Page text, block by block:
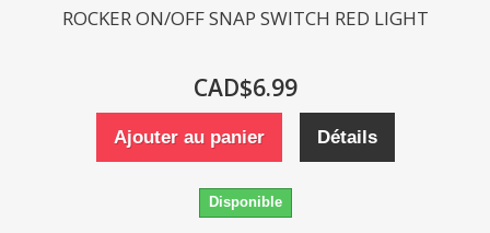
ROCKER ON/OFF SNAP SWITCH RED LIGHT
CAD$6.99
Ajouter au panier Détails
Disponible